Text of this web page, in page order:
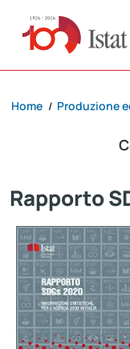
Home / Produzione
Rapporto